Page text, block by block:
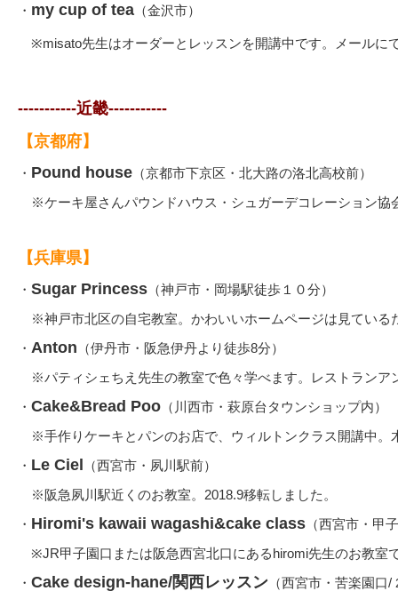
・ my cup of tea （金沢市）
※misato先生はオーダーとレッスンを開講中です。メールに
-----------近畿-----------
【京都府】
・ Pound house （京都市下京区・北大路の洛北高校前）
※ケーキ屋さんパウンドハウス・シュガーデコレーション協
【兵庫県】
・ Sugar Princess （神戸市・岡場駅徒歩１０分）
※神戸市北区の自宅教室。かわいいホームページは見ている
・ Anton （伊丹市・阪急伊丹より徒歩8分）
※パティシェちえ先生の教室で色々学べます。レストランア
・ Cake&Bread Poo （川西市・萩原台タウンショップ内）
※手作りケーキとパンのお店で、ウィルトンクラス開講中。
・ Le Ciel
（西宮市・夙川駅前）
※阪急夙川駅近くのお教室。2018.9移転しました。
・ Hiromi's kawaii wagashi&cake class （西宮市・甲
※JR甲子園口または阪急西宮北口にあるhiromi先生のお教室
・ Cake design-hane/関西レッスン （西宮市・ 苦楽園口/